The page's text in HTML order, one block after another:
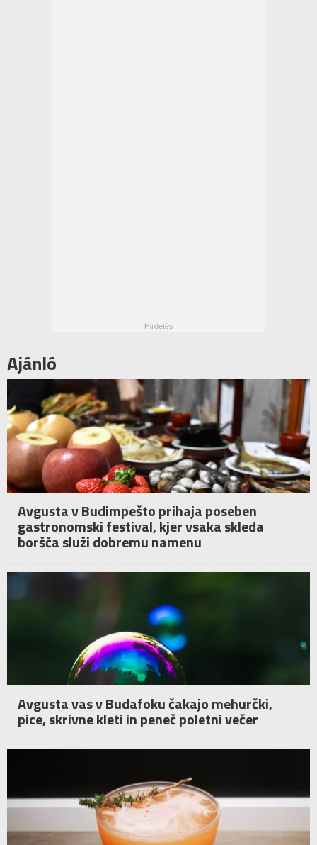
Ajánló
Avgusta v Budimpešto prihaja poseben
gastronomski festival, kjer vsaka skleda
boršča služi dobremu namenu
Avgusta vas v Budafoku čakajo mehurčki,
pice, skrivne kleti in peneč poletni večer